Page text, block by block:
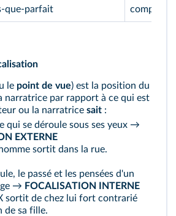
composé,
le point de vue) est la position du
narratrice par rapport à ce qui est
ou la narratrice sait :
qui se déroule sous ses yeux →
EXTERNE
sortit dans la rue.
le passé et les pensées d'un
→ FOCALISATION INTERNE
sortit de chez lui fort contrarié
de sa fille.